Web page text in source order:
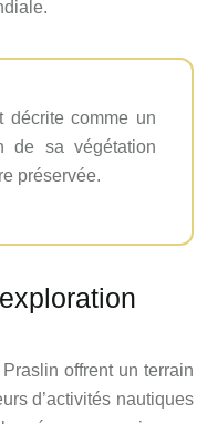
décrite comme un
de sa végétation
préservée.
offrent un terrain
d’activités nautiques